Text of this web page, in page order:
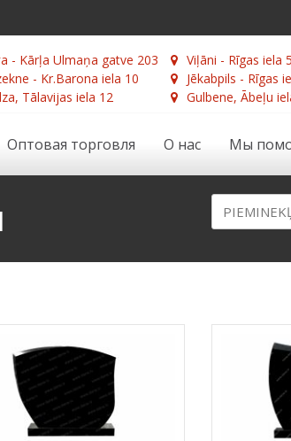
- Kārļa Ulmaņa gatve 203
- Kr.Barona iela 10
Tālavijas iela 12
Viļāni - Rīgas iela
Jēkabpils - Rīgas
Gulbene, Ābeļu
Оптовая торговля О нас Мы